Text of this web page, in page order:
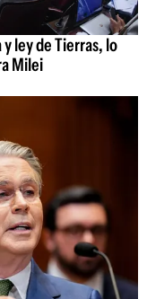
ley de Tierras, lo
Milei